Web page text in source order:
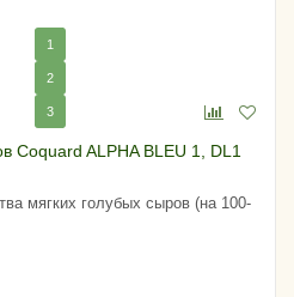
1
2
3
Coquard ALPHA BLEU 1, DL1
мягких голубых сыров (на 100-